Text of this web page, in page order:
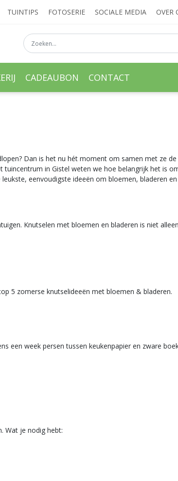
TUINTIPS FOTOSERIE SOCIALE MEDIA OVER
CADEAUBON CONTACT
Dan is het nu hét moment om samen met ze de
in Gistel weten we hoe belangrijk het is
leukste, eenvoudigste ideeën om bloemen, bladeren
Knutselen met bloemen en bladeren is niet
5 zomerse knutselideeën met bloemen & bladeren.
een week persen tussen keukenpapier en zware
Wat je nodig hebt: